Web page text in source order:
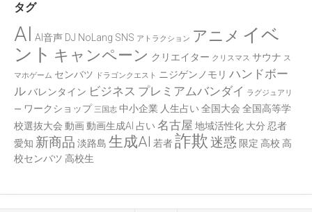
タグ
AI AI音声 DJ NoLang SNS アトラクション アニメ イベ
ント キャンペーン クリエイター クリスマス サウナ ス
マホゲーム センバツ ドラゴンクエスト ニジゲンノモリ ハンドボー
ルバレンタイン ビジネス プレミアムバンダイ ラグジュアリ
ー ワークショップ 三国志 中小企業 人生占い 全国大会 全国高等学
校選抜大会 動画動画生成AI 占い 名古屋 地域活性化 大分 忍者
愛知 新商品 淡路島 生成AI 若者詐欺 迷惑 限定 高校 高
校センバツ 高校生